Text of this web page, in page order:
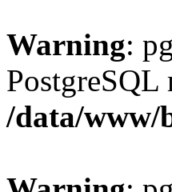
Warning:
PostgreSQL
/data/www/